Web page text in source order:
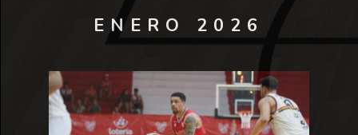
ENERO 2026